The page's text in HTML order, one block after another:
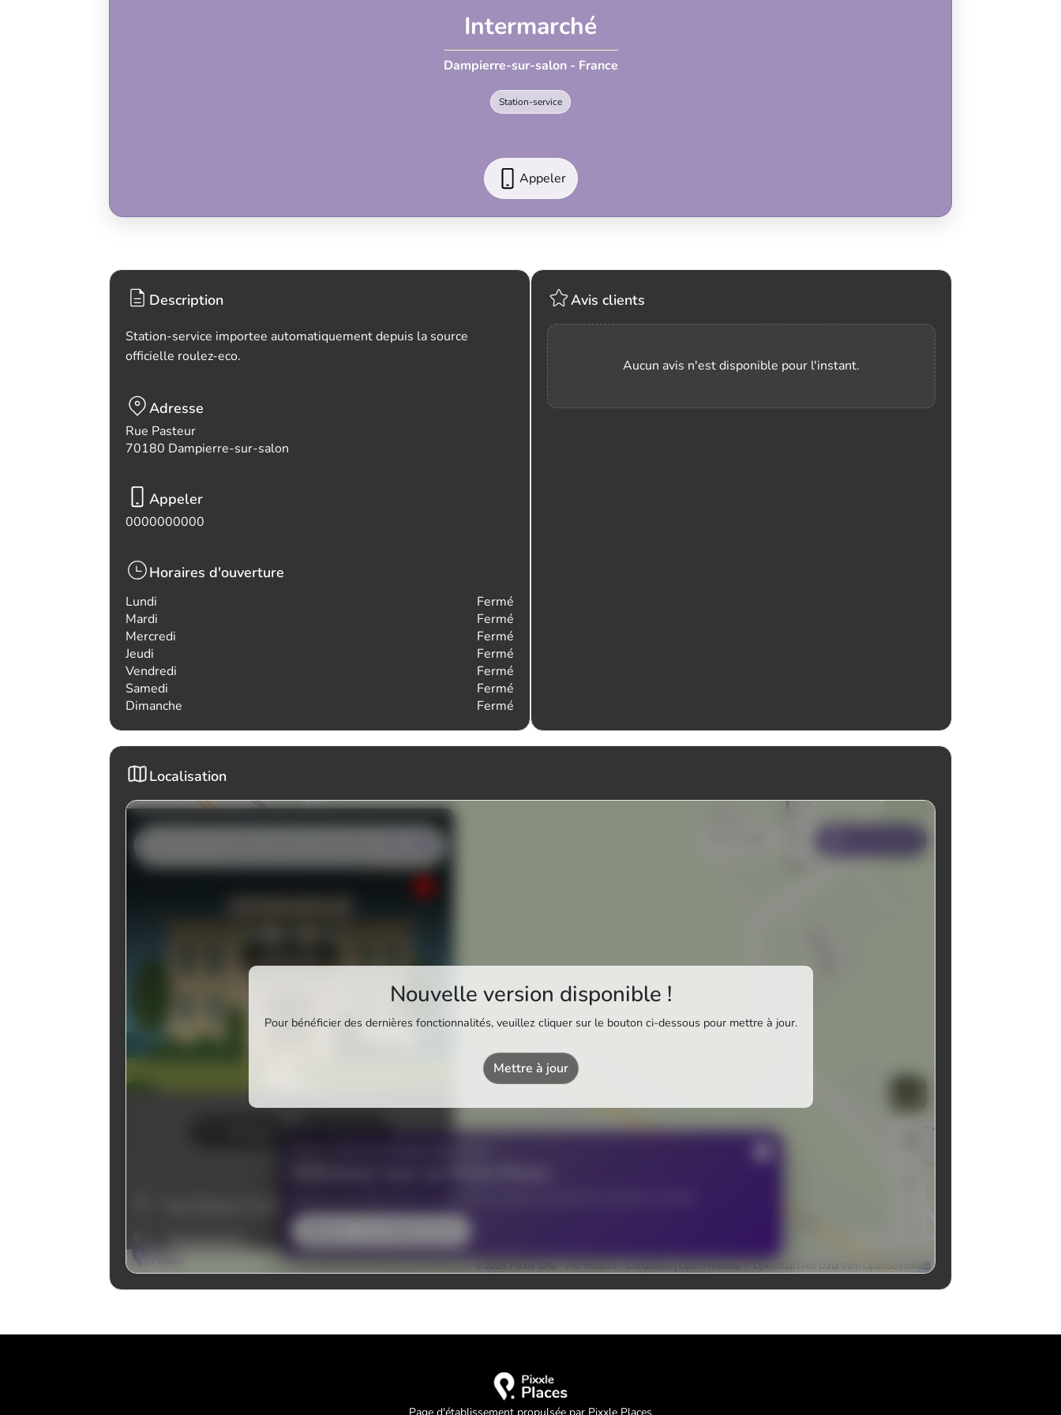
Intermarché
Dampierre-sur-salon - France
Station-service
Appeler
Description
Station-service importee automatiquement depuis la source
officielle roulez-eco.
Adresse
Rue Pasteur
70180 Dampierre-sur-salon
Appeler
0000000000
Horaires d'ouverture
Lundi
Fermé
Mardi
Fermé
Mercredi
Fermé
Jeudi
Fermé
Vendredi
Fermé
Samedi
Fermé
Dimanche
Fermé
Avis clients
Aucun avis n'est disponible pour l'instant.
Localisation